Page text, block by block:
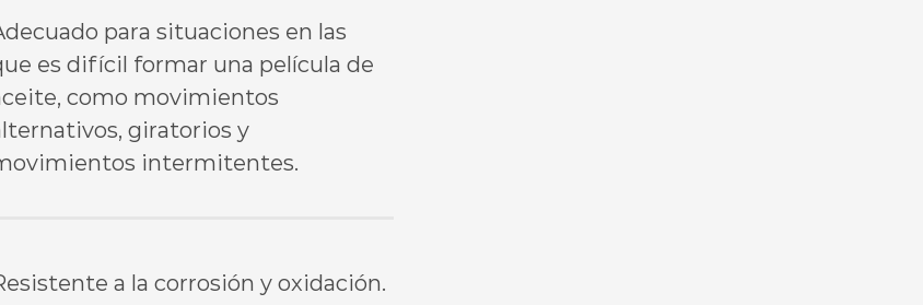
para situaciones en las
es difícil formar una película de
como movimientos
giratorios y
intermitentes.
a la corrosión y oxidación.